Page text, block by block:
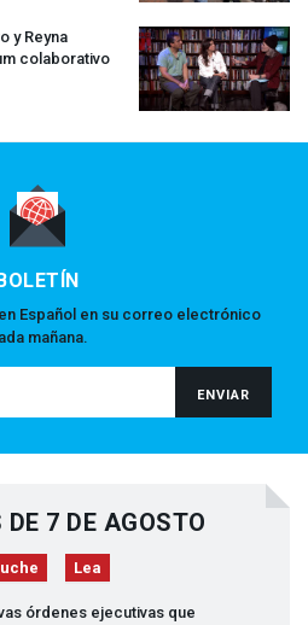
y Reyna
colaborativo
BOLETÍN
Español en su correo electrónico
mañana.
7 DE AGOSTO
Lea
órdenes ejecutivas que